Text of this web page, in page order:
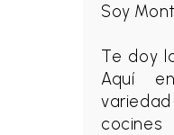
Soy
Te doy
Aquí